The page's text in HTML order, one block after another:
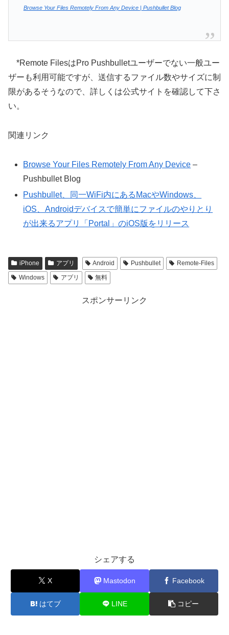
Browse Your Files Remotely From Any Device | Pushbullet Blog
*Remote FilesはPro Pushbulletユーザーでない一般ユー
ザーも利用可能ですが、送信するファイル数やサイズに制
限があるそうなので、詳しくは公式サイトを確認して下さ
い。
関連リンク
Browse Your Files Remotely From Any Device –
Pushbullet Blog
Pushbullet、同一WiFi内にあるMacやWindows、
iOS、Androidデバイスで簡単にファイルのやりとり
が出来るアプリ「Portal」のiOS版をリリース
iPhone アプリ Android Pushbullet
Remote-Files
Windows
アプリ 無料
スポンサーリンク
シェアする
X Mastodon Facebook
はてブ LINE コピー